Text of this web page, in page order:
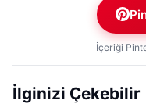
İçeriği
İlginizi Çekebilir